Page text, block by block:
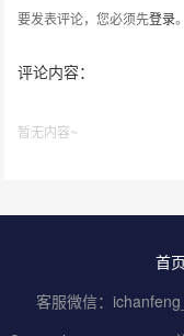
要发表评论，您必须先登录。
评论内容：
暂无内容~
首页
客服微信：